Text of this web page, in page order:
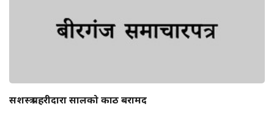
सशस्त्र प्रहरीदारा सालको काठ बरामद